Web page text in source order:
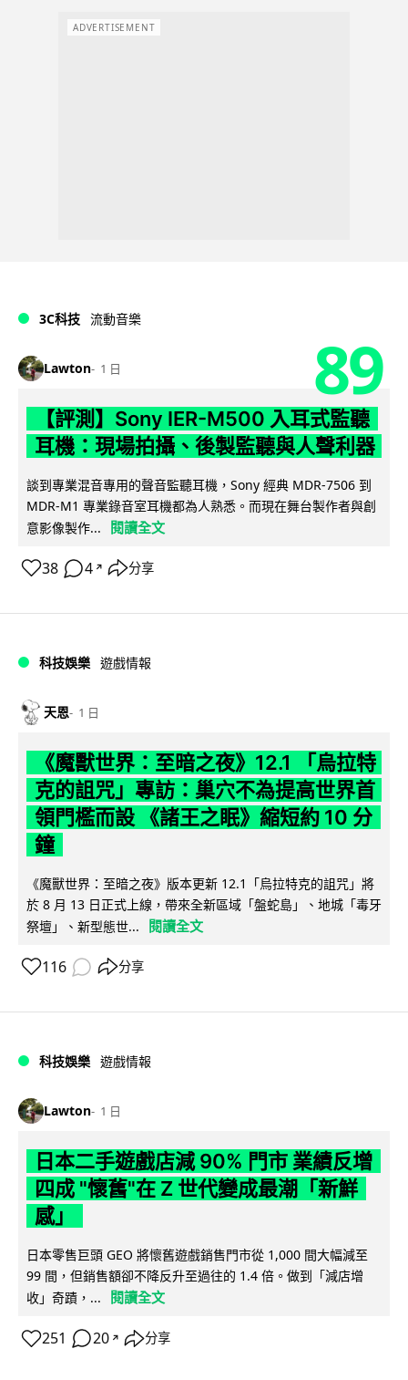
ADVERTISEMENT
3C科技 流動音樂
Lawton 1 日 89
【評測】Sony IER-M500 入耳式監聽
耳機：現場拍攝、後製監聽與人聲利器
談到專業混音專用的聲音監聽耳機，Sony 經典 MDR-7506 到
MDR-M1 專業錄音室耳機都為人熟悉。而現在舞台製作者與創
意影像製作...
閱讀全文
38 4 ↗ 分享
科技娛樂 遊戲情報
天恩 1 日
《魔獸世界：至暗之夜》12.1 「烏拉特
克的詛咒」專訪：巢穴不為提高世界首
領門檻而設 《諸王之眠》縮短約 10 分
鐘
《魔獸世界：至暗之夜》版本更新 12.1「烏拉特克的詛咒」將
於 8 月 13 日正式上線，帶來全新區域「盤蛇島」、地城「毒牙
祭壇」、新型態世...
閱讀全文
116 分享
科技娛樂 遊戲情報
Lawton 1 日
日本二手遊戲店減 90% 門市 業績反增
四成 "懷舊"在 Z 世代變成最潮「新鮮
感」
日本零售巨頭 GEO 將懷舊遊戲銷售門市從 1,000 間大幅減至
99 間，但銷售額卻不降反升至過往的 1.4 倍。做到「減店增
收」奇蹟，...
閱讀全文
251 20 ↗ 分享